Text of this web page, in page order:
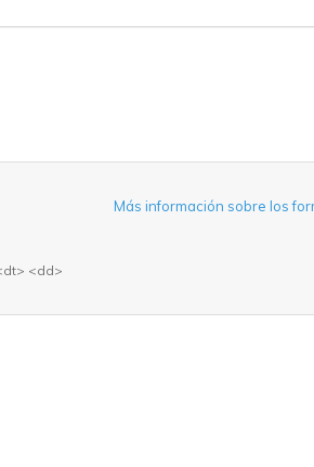
Más información sobre los
<dd>